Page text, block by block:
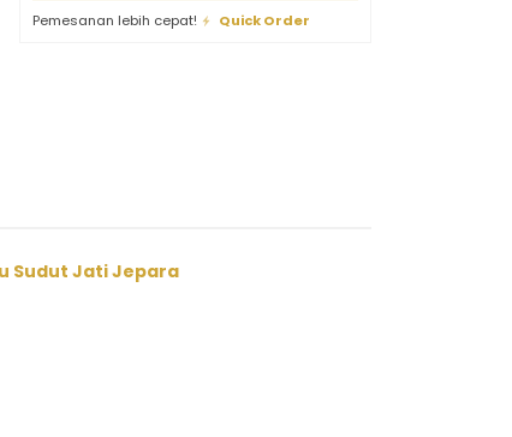
Pemesanan lebih cepat!
Quick Order
Sudut Jati Jepara